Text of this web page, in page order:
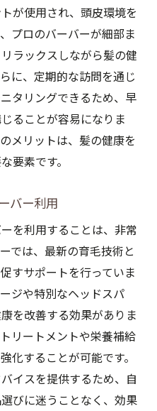
が使用され、頭皮環境を
プロのバーバーが細部ま
ラックスしながら髪の健
に、定期的な訪問を通じ
タリングできるため、早
ることが容易になりま
メリットは、髪の健康を
要素です。
バー利用
を利用することは、非常
では、最新の育毛技術と
すサポートを行っていま
ジや特別なヘッドスパ
を改善する効果がありま
リートメントや栄養補給
化することが可能です。
イスを提供するため、自
びに迷うことなく、効果